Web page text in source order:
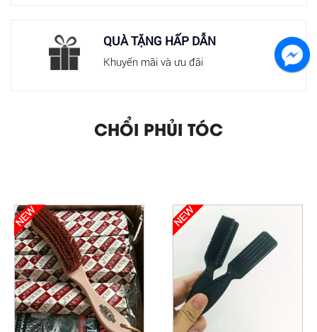
QUÀ TẶNG HẤP DẪN
Khuyến mãi và ưu đãi
CHỔI PHỦI TÓC